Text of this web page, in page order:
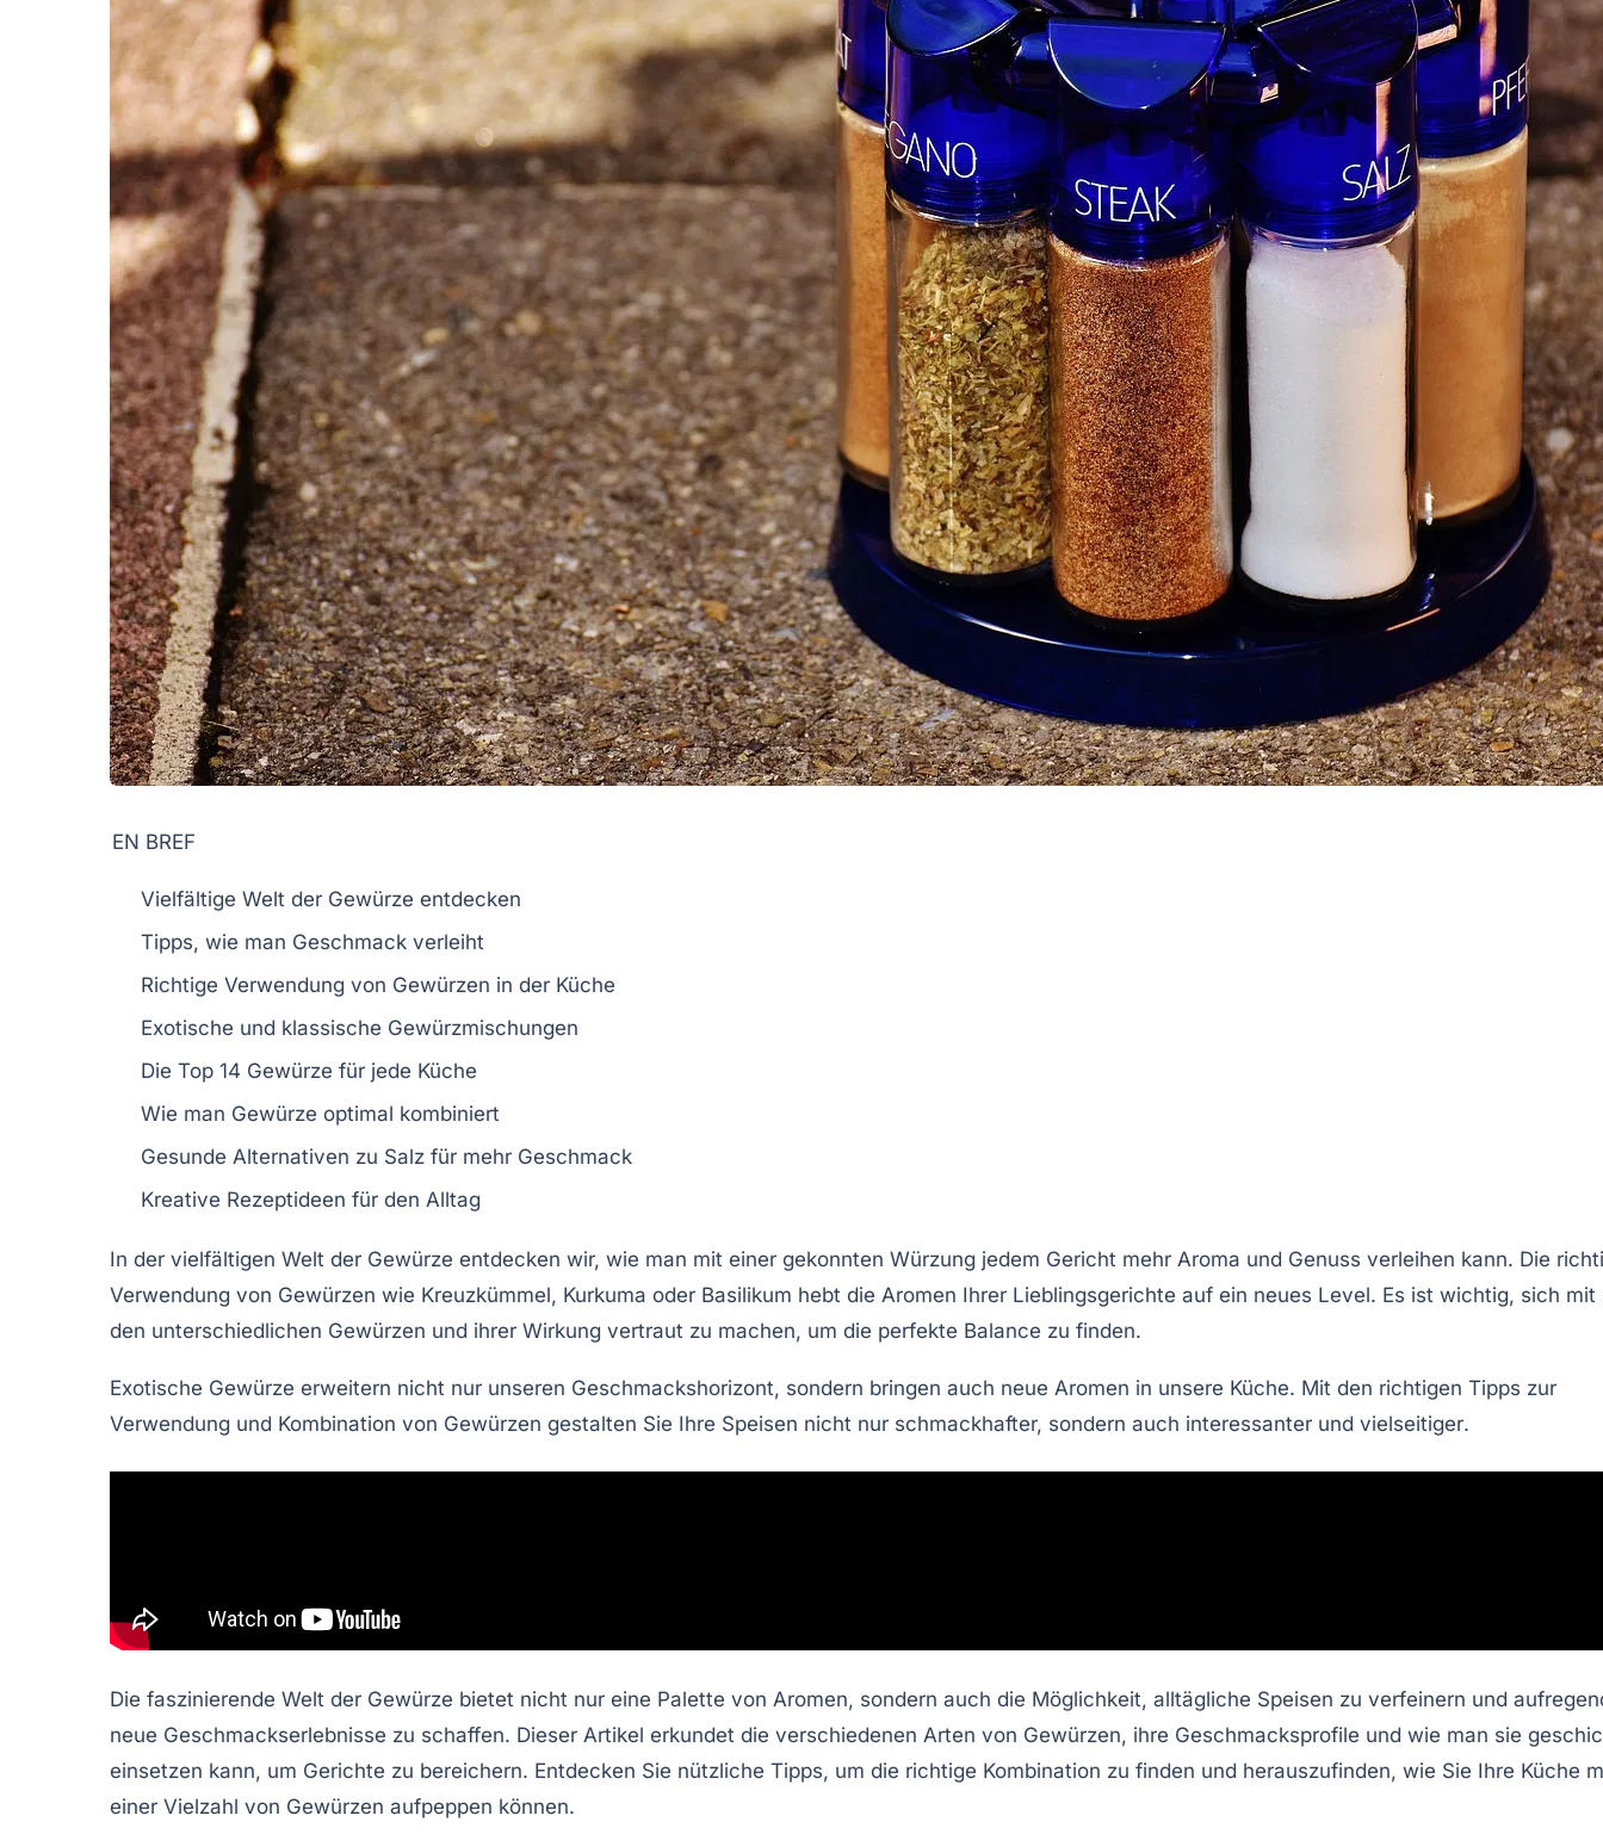
EN BREF
Vielfältige Welt der Gewürze entdecken
Tipps, wie man Geschmack verleiht
Richtige Verwendung von Gewürzen in der Küche
Exotische und klassische Gewürzmischungen
Die Top 14 Gewürze für jede Küche
Wie man Gewürze optimal kombiniert
Gesunde Alternativen zu Salz für mehr Geschmack
Kreative Rezeptideen für den Alltag
In der vielfältigen Welt der Gewürze entdecken wir, wie man mit einer gekonnten Würzung jedem Gericht mehr Aroma und Genuss verleihen kann. Die
Verwendung von Gewürzen wie Kreuzkümmel, Kurkuma oder Basilikum hebt die Aromen Ihrer Lieblingsgerichte auf ein neues Level. Es ist wichtig, sich mit
den unterschiedlichen Gewürzen und ihrer Wirkung vertraut zu machen, um die perfekte Balance zu finden.
Exotische Gewürze erweitern nicht nur unseren Geschmackshorizont, sondern bringen auch neue Aromen in unsere Küche. Mit den richtigen Tipps zur
Verwendung und Kombination von Gewürzen gestalten Sie Ihre Speisen nicht nur schmackhafter, sondern auch interessanter und vielseitiger.
Die faszinierende Welt der Gewürze bietet nicht nur eine Palette von Aromen, sondern auch die Möglichkeit, alltägliche Speisen zu verfeinern und
neue Geschmackserlebnisse zu schaffen. Dieser Artikel erkundet die verschiedenen Arten von Gewürzen, ihre Geschmacksprofile und wie man sie
einsetzen kann, um Gerichte zu bereichern. Entdecken Sie nützliche Tipps, um die richtige Kombination zu finden und herauszufinden, wie Sie Ihre Küche
einer Vielzahl von Gewürzen aufpeppen können.